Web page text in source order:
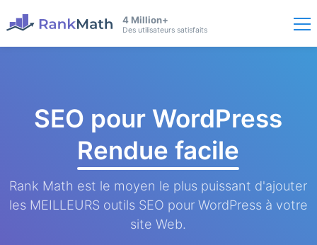
4 Million+
Des utilisateurs satisfaits
SEO pour WordPress
Rendue facile
Rank Math est le moyen le plus puissant d'ajouter
les MEILLEURS outils SEO pour WordPress à votre
site Web.